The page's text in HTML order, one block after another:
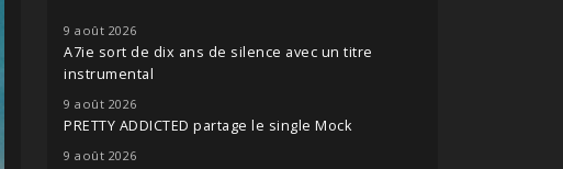
9 août 2026
A7ie sort de dix ans de silence avec un titre
instrumental
9 août 2026
PRETTY ADDICTED partage le single Mock
9 août 2026